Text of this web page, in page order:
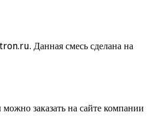
Данная смесь сделана на
заказать на сайте компании